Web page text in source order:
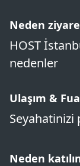
Neden
HOST
nedenler
Ulaşım &
Seyahatinizi
Neden